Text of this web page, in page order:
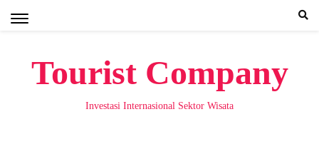
Tourist Company
Investasi Internasional Sektor Wisata